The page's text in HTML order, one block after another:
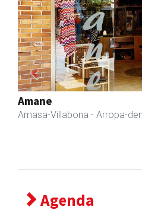
Iraola aholkularitza
Amasa-Villabona - Abokatuak
Previous
Agenda